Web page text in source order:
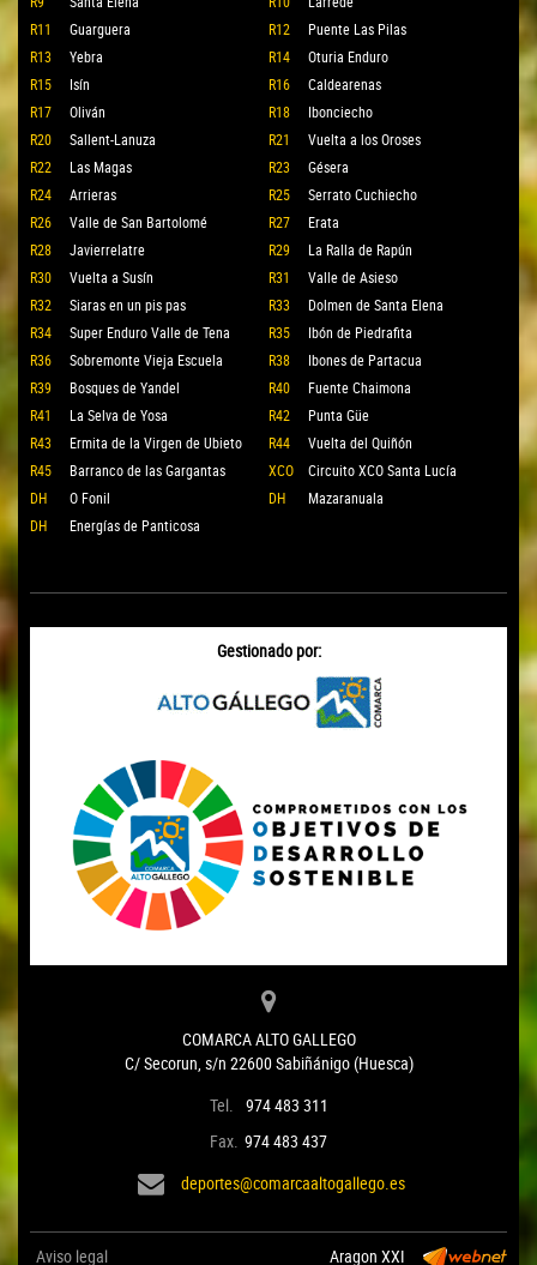
R11
Guarguera R12
Puente Las Pilas
R13
Yebra R14
Oturia Enduro
R15
Isín R16
Caldearenas
R17
Oliván R18
Ibonciecho
R20
Sallent-Lanuza R21
Vuelta a los Oroses
R22
Las Magas R23
Gésera
R24
Arrieras R25
Serrato Cuchiecho
R26
Valle de San Bartolomé R27
Erata
R28
Javierrelatre R29
La Ralla de Rapún
R30
Vuelta a Susín R31
Valle de Asieso
R32
Siaras en un pis pas R33
Dolmen de Santa Elena
R34
Super Enduro Valle de Tena R35
Ibón de Piedrafita
R36
Sobremonte Vieja Escuela R38
Ibones de Partacua
R39
Bosques de Yandel R40
Fuente Chaimona
R41
La Selva de Yosa R42
Punta Güe
R43
Ermita de la Virgen de Ubieto R44
Vuelta del Quiñón
R45
Barranco de las Gargantas XCO
Circuito XCO Santa Lucía
DH
O Fonil DH
Mazaranuala
DH
Energías de Panticosa
Gestionado por:
COMARCA ALTO GALLEGO
C/ Secorun, s/n 22600 Sabiñánigo (Huesca)
Tel.
974 483 311
Fax. 974 483 437
deportes@comarcaaltogallego.es
Aragon XXI
Aviso legal